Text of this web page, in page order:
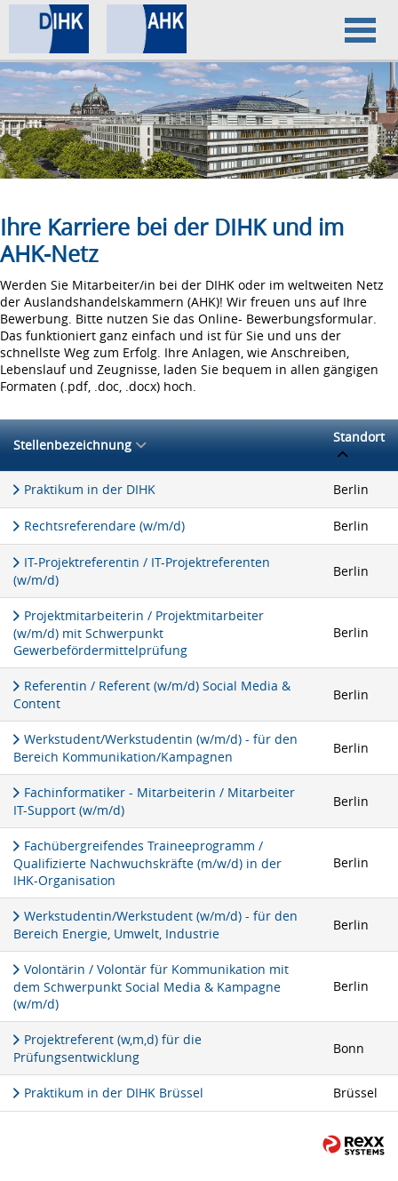
Home
Datenschutz
Impressum
Ihre Karriere bei der DIHK und im
AHK-Netz
Werden Sie Mitarbeiter/in bei der DIHK oder im weltweiten Netz
der Auslandshandelskammern (AHK)! Wir freuen uns auf Ihre
Bewerbung. Bitte nutzen Sie das Online- Bewerbungsformular.
Das funktioniert ganz einfach und ist für Sie und uns der
schnellste Weg zum Erfolg. Ihre Anlagen, wie Anschreiben,
Lebenslauf und Zeugnisse, laden Sie bequem in allen gängigen
Formaten (.pdf, .doc, .docx) hoch.
Stellenbezeichnung Standort
Praktikum in der DIHK Berlin
Rechtsreferendare (w/m/d) Berlin
IT-Projektreferentin / IT-Projektreferenten
(w/m/d)
Berlin
Projektmitarbeiterin / Projektmitarbeiter
(w/m/d) mit Schwerpunkt
Gewerbefördermittelprüfung
Berlin
Referentin / Referent (w/m/d) Social Media &
Content
Berlin
Werkstudent/Werkstudentin (w/m/d) - für den
Bereich Kommunikation/Kampagnen
Berlin
Fachinformatiker - Mitarbeiterin / Mitarbeiter
IT-Support (w/m/d)
Berlin
Fachübergreifendes Traineeprogramm /
Qualifizierte Nachwuchskräfte (m/w/d) in der
IHK-Organisation
Berlin
Werkstudentin/Werkstudent (w/m/d) - für den
Bereich Energie, Umwelt, Industrie
Berlin
Volontärin / Volontär für Kommunikation mit
dem Schwerpunkt Social Media & Kampagne
(w/m/d)
Berlin
Projektreferent (w,m,d) für die
Prüfungsentwicklung
Bonn
Praktikum in der DIHK Brüssel Brüssel